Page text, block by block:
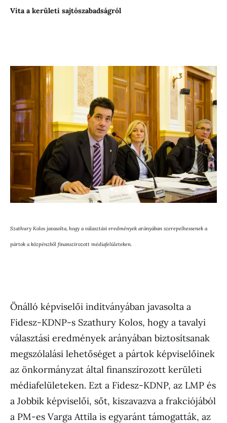
Vita a kerületi sajtószabadságról
Szathury Kolos javasolta, hogy a választási eredmények arányában szerepelhessenek a
pártok a közpénzből finanszírozott médiafelületeken.
Önálló képviselői indítványában javasolta a
Fidesz-KDNP-s Szathury Kolos, hogy a tavalyi
választási eredmények arányában biztosítsanak
megszólalási lehetőséget a pártok képviselőinek
az önkormányzat által finanszírozott kerületi
médiafelületeken. Ezt a Fidesz-KDNP, az LMP és
a Jobbik képviselői, sőt, kiszavazva a frakciójából
a PM-es Varga Attila is egyaránt támogatták, az